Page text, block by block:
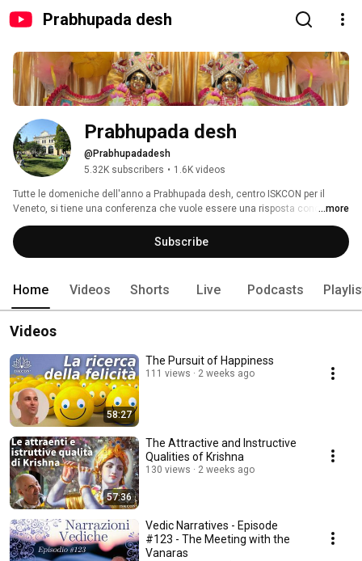
Prabhupada desh
Prabhupada desh
@Prabhupadadesh
5.32K subscribers • 1.6K videos
Tutte le domeniche dell'anno a Prabhupada desh, centro ISKCON per il
Veneto, si tiene una conferenza che vuole essere una risposta concreta al
bisogno dell'uomo contemporaneo di comprendere come affrontare con
consapevolezza le sfide della vita e sperimentare un reale successo nel
vivere quotidiano. Una grande opportunità per tutti per accedere ai tesori
...more
Subscribe
Home Videos Shorts Live Podcasts
Videos
58:27
The Pursuit of Happiness
111 views 2 weeks ago
57:36
The Attractive and Instructive
Qualities of Krishna
130 views 2 weeks ago
Vedic Narratives - Episode
#123 - The Meeting with the
Vanaras